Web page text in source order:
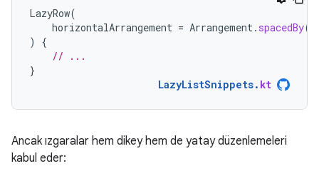
LazyRow(
horizontalArrangement = Arrangement. spacedBy(
)
{
// ...
}
LazyListSnippets. kt
Ancak ızgaralar hem dikey hem de yatay düzenlemeleri
kabul eder: